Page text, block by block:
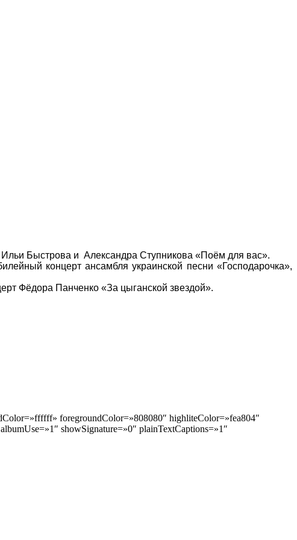
Ильи Быстрова и Александра Ступникова «Поём для вас».
концерт ансамбля украинской песни «Господарочка»,
Фёдора Панченко «За цыганской звездой».
foregroundColor=»808080″ highliteColor=»fea804″
showSignature=»0″ plainTextCaptions=»1″